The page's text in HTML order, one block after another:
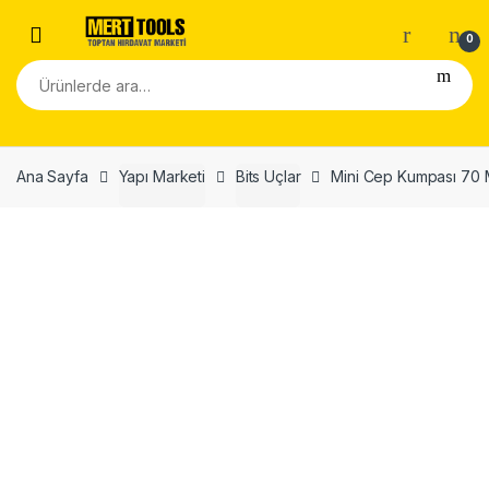
Skip to navigation
Skip to content
0
Ara:
Ana Sayfa Yapı Marketi Bits Uçlar Mini Cep Kumpası 70